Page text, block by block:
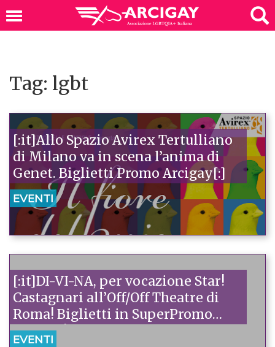
Tag: lgbt
[:it]Allo Spazio Avirex Tertulliano
di Milano va in scena l’anima di
Genet. Biglietti Promo Arcigay[:]
EVENTI
[:it]DI-VI-NA, per vocazione Star!
Castagnari all’Off/Off Theatre di
Roma! Biglietti in SuperPromo
Arcigay![:]
EVENTI